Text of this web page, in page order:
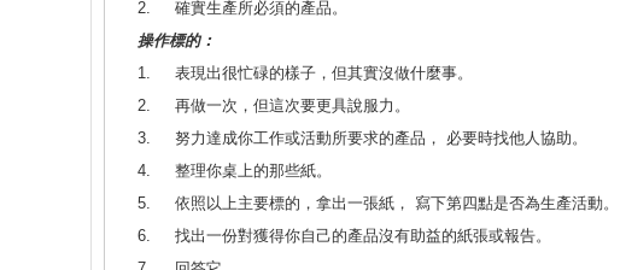
2.
確實生產所必須的產品。
操作標的：
1.
表現出很忙碌的樣子，但其實沒做什麼事。
2.
再做一次，但這次要更具說服力。
3.
努力達成你工作或活動所要求的產品， 必要時找他人協助。
4.
整理你桌上的那些紙。
5.
依照以上主要標的，拿出一張紙， 寫下第四點是否為生產活動。
6.
找出一份對獲得你自己的產品沒有助益的紙張或報告。